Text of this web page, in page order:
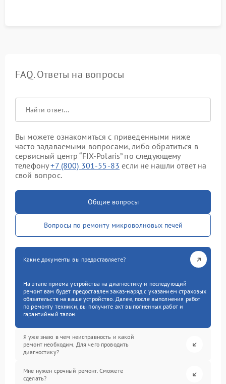
FAQ. Ответы на вопросы
Вы можете ознакомиться с приведенными ниже
часто задаваемыми вопросами, либо обратиться в
сервисный центр “FIX-Polaris” по следующему
телефону+7 (800) 301-55-83 если не нашли ответ на
свой вопрос.
Общие вопросы
Вопросы по ремонту микроволновых печей
Какие документы вы предоставляете?
На этапе приема устройства на диагностику и последующий
ремонт вам будет предоставлен заказ-наряд с указанием страховых
обязательств на ваше устройство. Далее, после выполнения работ
по ремонту техники, вы получите акт выполненных работ и
гарантийный талон.
Я уже знаю в чем неисправность и какой
ремонт необходим. Для чего проводить
диагностику?
Мне нужен срочный ремонт. Сможете
сделать?